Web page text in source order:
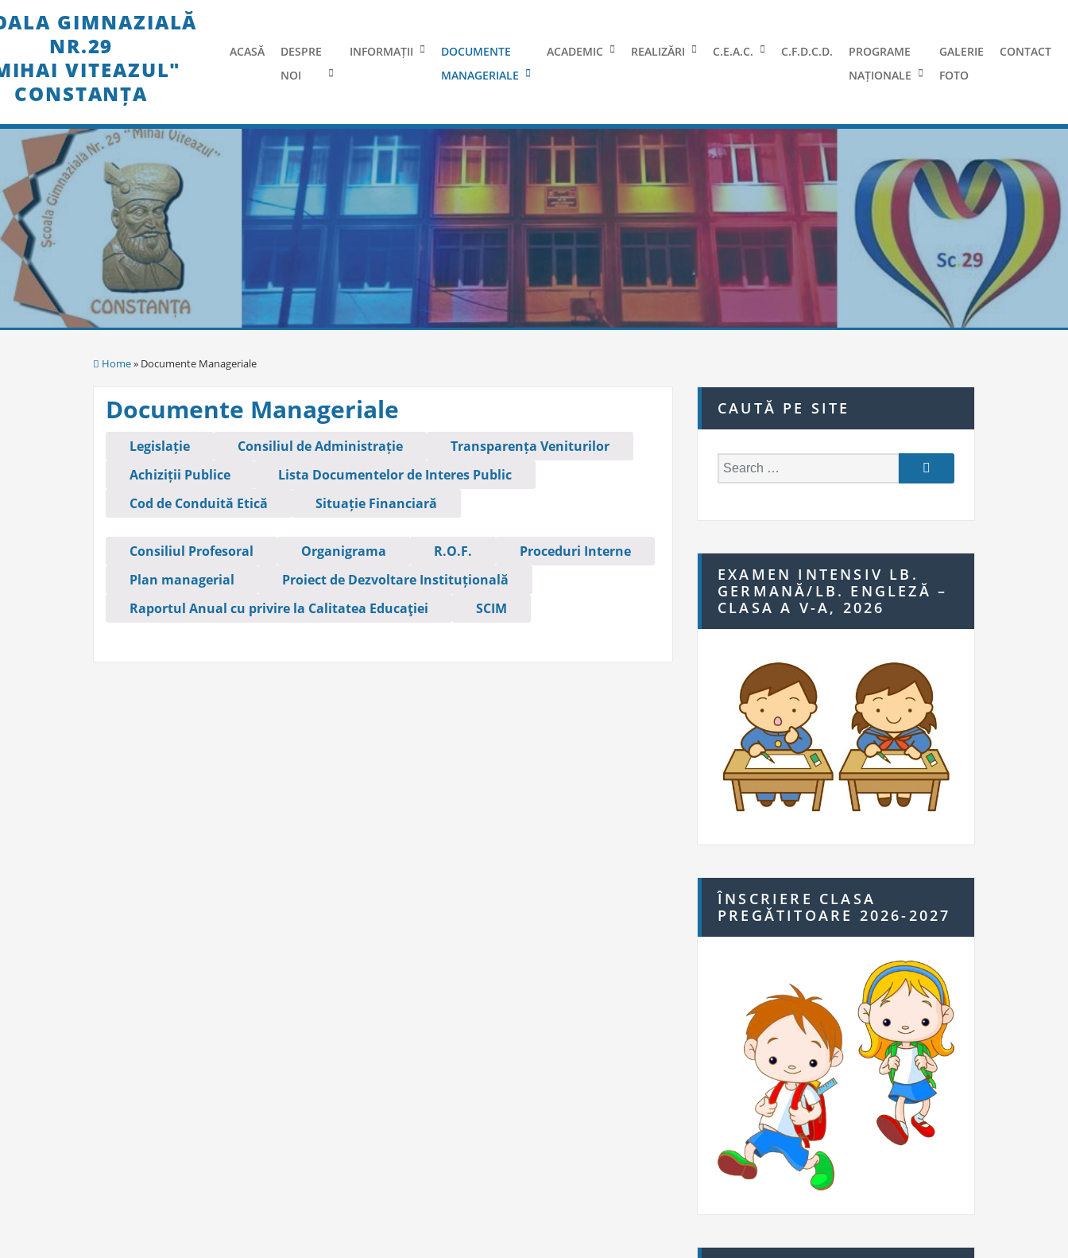
to
GIMNAZIALĂ
NR.29
VITEAZUL"
CONSTANȚA
ACASĂ
DESPRE
NOI
INFORMAȚII
DOCUMENTE
MANAGERIALE
ACADEMIC REALIZĂRI C.E.A.C. C.F.D.C.D.
PROGRAME
NAȚIONALE
GALERIE
FOTO
CONTACT
Home» Documente Manageriale
Documente Manageriale
Legislație Consiliul de Administrație
Transparența Veniturilor
Achiziții Publice
Lista Documentelor de Interes Public
Cod de Conduită Etică
Situație Financiară
Consiliul Profesoral Organigrama R.O.F.
Proceduri Interne
Plan managerial
Proiect de Dezvoltare Instituțională
Raportul Anual cu privire la Calitatea Educaţiei
SCIM
CAUTĂ PE SITE
e
h
f
o
r:
EXAMEN INTENSIV LB.
GERMANĂ/LB. ENGLEZĂ –
CLASA A V-A, 2026
ÎNSCRIERE CLASA
PREGĂTITOARE 2026-2027